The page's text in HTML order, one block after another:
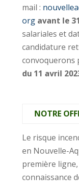
mail :
org avant le
salariales et
candidature
convoquerons
du 11 avril
NOTRE
Le risque
en Nouvelle-
première
connaissance